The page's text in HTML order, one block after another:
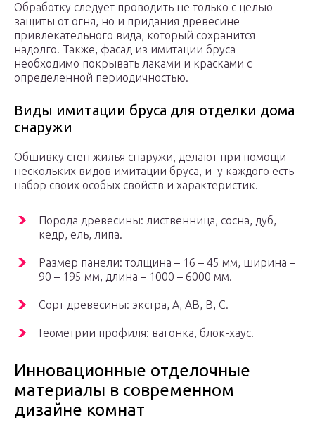
Обработку следует проводить не только с целью
защиты от огня, но и придания древесине
привлекательного вида, который сохранится
надолго. Также, фасад из имитации бруса
необходимо покрывать лаками и красками с
определенной периодичностью.
Виды имитации бруса для отделки дома
снаружи
Обшивку стен жилья снаружи, делают при помощи
нескольких видов имитации бруса, и у каждого есть
набор своих особых свойств и характеристик.
Порода древесины: лиственница, сосна, дуб,
кедр, ель, липа.
Размер панели: толщина – 16 – 45 мм, ширина –
90 – 195 мм, длина – 1000 – 6000 мм.
Сорт древесины: экстра, А, АВ, В, С.
Геометрии профиля: вагонка, блок-хаус.
Инновационные отделочные
материалы в современном
дизайне комнат